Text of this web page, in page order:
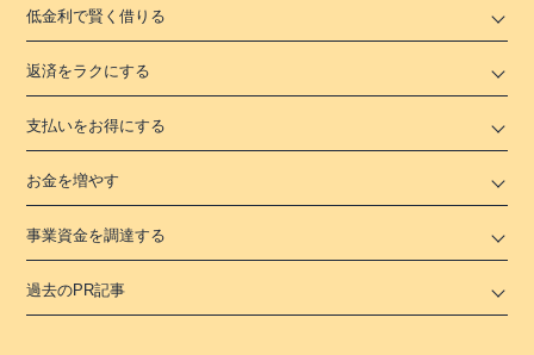
低金利で賢く借りる
返済をラクにする
支払いをお得にする
お金を増やす
事業資金を調達する
過去のPR記事